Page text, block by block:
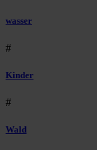
wasser
#
Kinder
#
Wald